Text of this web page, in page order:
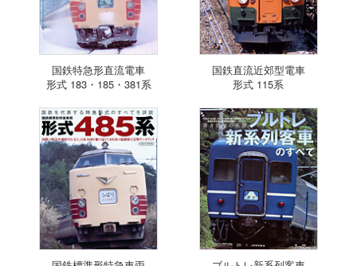
国鉄特急形直流電車
形式 183・185・381系
国鉄直流近郊型電車
形式 115系